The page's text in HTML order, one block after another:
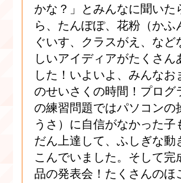
かな？」とみんなに聞いた
ら、たんぽぽ、花粉（かふ
ぐいす、クラスがえ、など
しいアイディアがたくさん
した！いよいよ、みんなお
のせいさくの時間！プログ
の練習問題ではパソコンの
うさ）に自信がなかった子
だん上達して、ふしぎな動
こんでいました。そして完
品の発表会！たくさんのほ